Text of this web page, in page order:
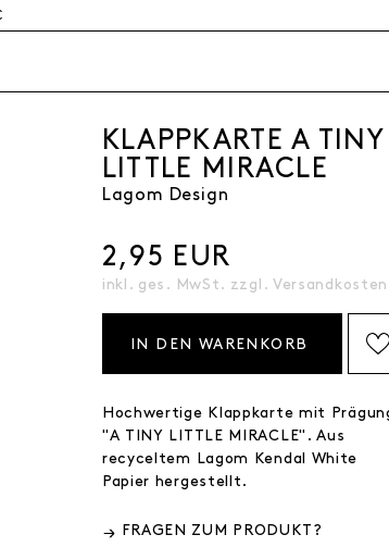
KLAPPKARTE A TINY
LITTLE MIRACLE
Lagom Design
2,95 EUR
inkl. ges. MwSt. zzgl. Versandkosten
IN DEN WARENKORB
Hochwertige Klappkarte mit
"A TINY LITTLE MIRACLE". Aus
recyceltem Lagom Kendal White
Papier hergestellt.
FRAGEN ZUM PRODUKT?